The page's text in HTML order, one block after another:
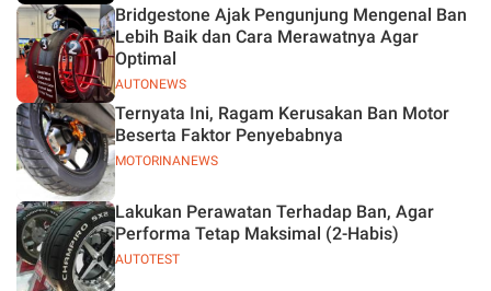
AUTONEWS
Bridgestone Ajak Pengunjung Mengenal Ban
Lebih Baik dan Cara Merawatnya Agar
Optimal
MOTORINANEWS
Ternyata Ini, Ragam Kerusakan Ban Motor
Beserta Faktor Penyebabnya
AUTOTEST
Lakukan Perawatan Terhadap Ban, Agar
Performa Tetap Maksimal (2-Habis)